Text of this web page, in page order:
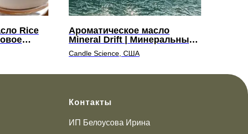
Rice
Ароматическое масло
Mineral Drift | Минеральный
прибой
Candle Science, США
Контакты
ИП Белоусова Ирина